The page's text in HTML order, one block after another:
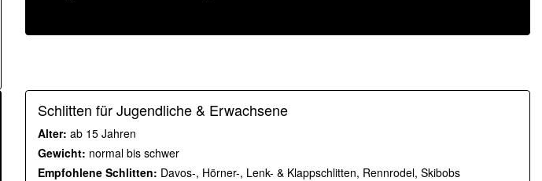
Schlitten für Jugendliche & Erwachsene
Alter: ab 15 Jahren
Gewicht: normal bis schwer
Empfohlene Schlitten: Davos-, Hörner-, Lenk- & Klappschlitten, Rennrodel, Skibobs